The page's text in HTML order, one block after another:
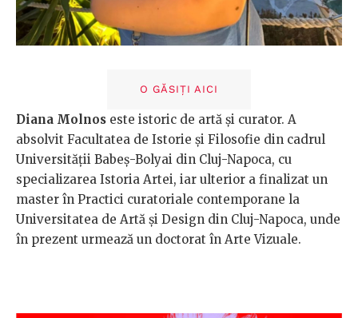
O GĂSIȚI AICI
Diana Molnos este istoric de artă și curator. A
absolvit Facultatea de Istorie și Filosofie din cadrul
Universității Babeș-Bolyai din Cluj-Napoca, cu
specializarea Istoria Artei, iar ulterior a finalizat un
master în Practici curatoriale contemporane la
Universitatea de Artă și Design din Cluj-Napoca, unde
în prezent urmează un doctorat în Arte Vizuale.